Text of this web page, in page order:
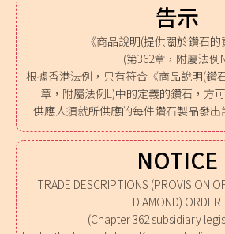
告示
《商品說明(提供關於鑽石的
(第362章，附屬法例
根據香港法例，只有符合《商品說明(鑽
章，附屬法例L)中的定義的鑽石，方
供應人須就所供應的每件鑽石製品發出
NOTICE
TRADE DESCRIPTIONS (PROVISION
DIAMOND) ORDER
(Chapter 362 subsidiary